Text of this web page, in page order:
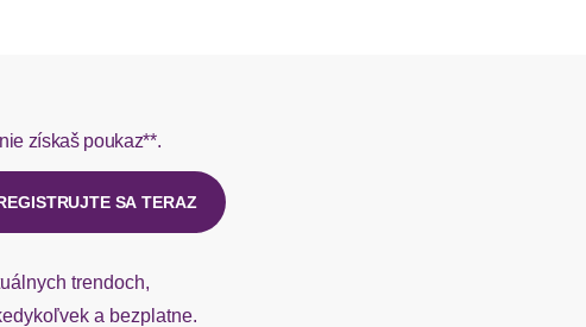
Hermes do 1-3 pracovných dní.
nový u našej zákazníckej služby.
získaš poukaz**.
SA TERAZ
trendoch,
a bezplatne.